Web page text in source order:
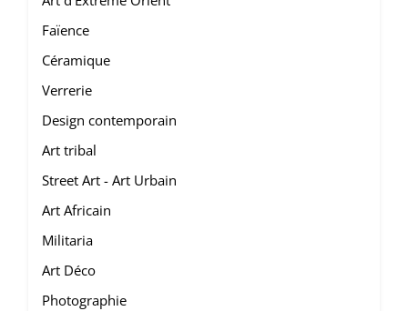
Faïence
Céramique
Verrerie
Design contemporain
Art tribal
Street Art - Art Urbain
Art Africain
Militaria
Art Déco
Photographie